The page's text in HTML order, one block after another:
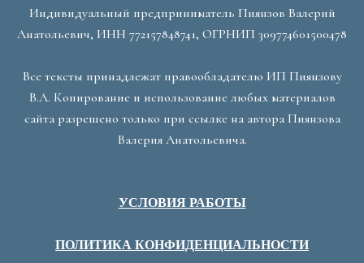
Индивидуальный предприниматель Пиянзов Валерий
Анатольевич, ИНН 772157848741, ОГРНИП 309774601500478
Все тексты принадлежат правообладателю ИП Пиянзову
В.А. Копирование и использование любых материалов
сайта разрешено только при ссылке на автора Пиянзова
Валерия Анатольевича.
УСЛОВИЯ РАБОТЫ
ПОЛИТИКА КОНФИДЕНЦИАЛЬНОСТИ